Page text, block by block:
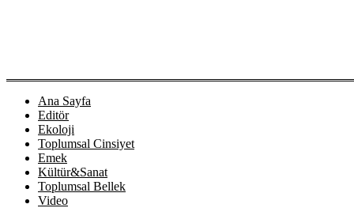
Ana Sayfa
Editör
Ekoloji
Toplumsal Cinsiyet
Emek
Kültür&Sanat
Toplumsal Bellek
Video